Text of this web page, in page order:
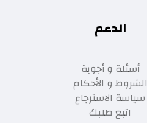
الدعم
أسئلة و أجوبة
الشروط و الأحكام
سياسة الاسترجاع
اتبع طلبك